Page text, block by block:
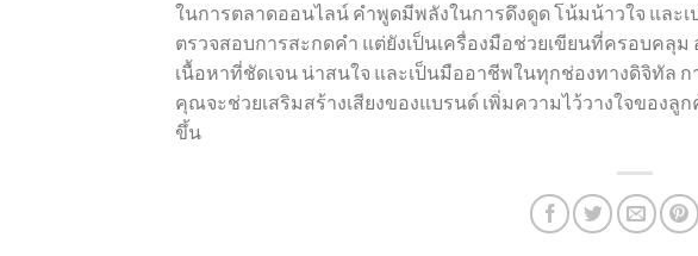
ในการตลาดออนไลน์ คำพูดมีพลังในการดึงดูด โน้มน้าวใจ และเ
ตรวจสอบการสะกดคำ แต่ยังเป็นเครื่องมือช่วยเขียนที่ครอบคลุ
เนื้อหาที่ชัดเจน น่าสนใจ และเป็นมืออาชีพในทุกช่องทางดิจิทัล ก
คุณจะช่วยเสริมสร้างเสียงของแบรนด์ เพิ่มความไว้วางใจของ
ขึ้น